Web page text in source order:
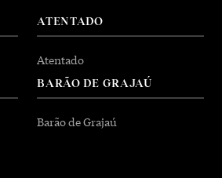
ATENTADO
Atentado
BARÃO DE GRAJAÚ
Barão de Grajaú